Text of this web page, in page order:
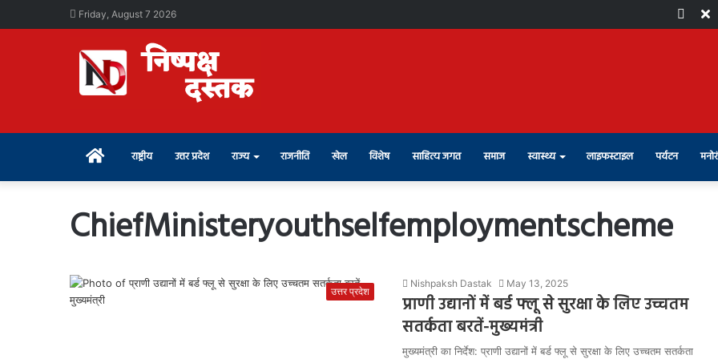
Friday, August 7 2026 X
Home राष्ट्रीय उत्तर प्रदेश राज्य राजनीति खेल विशेष साहित्य जगत समाज स्वास्थ्य लाइफस्टाइल पर्यटन
ChiefMinisteryouthselfemploymentscheme
उत्तर प्रदेश
Nishpaksh Dastak May 13, 2025
प्राणी उद्यानों में बर्ड फ्लू से सुरक्षा के लिए उच्चतम
सतर्कता बरतें-मुख्यमंत्री
मुख्यमंत्री का निर्देश: प्राणी उद्यानों में बर्ड फ्लू से सुरक्षा के लिए उच्चतम सतर्कता